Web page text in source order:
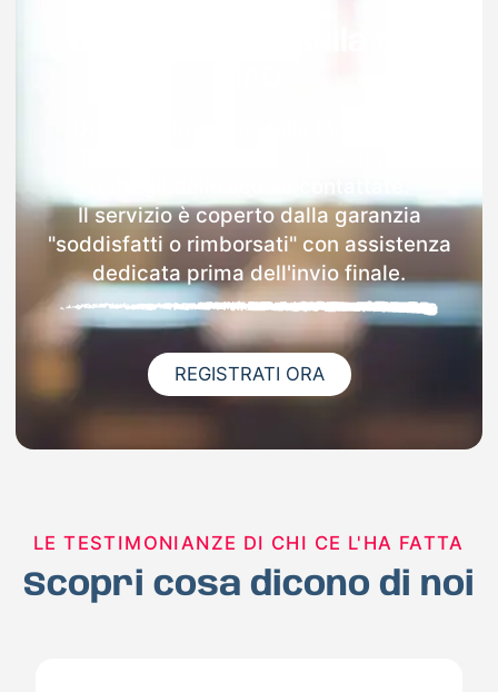
Il servizio è coperto dalla garanzia
"soddisfatti o rimborsati" con assistenza
dedicata prima dell'invio finale.
REGISTRATI ORA
LE TESTIMONIANZE DI CHI CE L'HA FATTA
Scopri cosa dicono di noi